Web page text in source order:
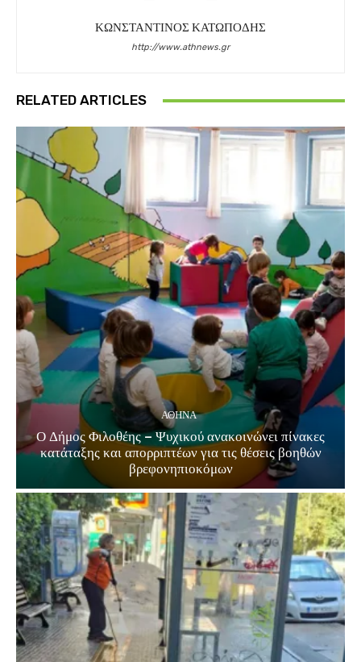
ΚΩΝΣΤΑΝΤΙΝΟΣ ΚΑΤΩΠΟΔΗΣ
http://www.athnews.gr
RELATED ARTICLES
ΑΘΗΝΑ
Ο Δήμος Φιλοθέης – Ψυχικού ανακοινώνει πίνακες
κατάταξης και απορριπτέων για τις θέσεις βοηθών
βρεφονηπιοκόμων